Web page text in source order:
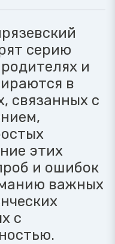
серию
и
в
связанных с
этих
и ошибок
важных
с